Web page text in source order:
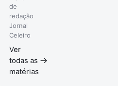
de
redação
Jornal
Celeiro
Ver
todas as
matérias